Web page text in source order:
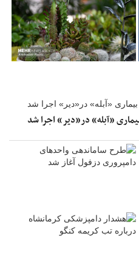
«آبله» در«دیر» اجرا شد